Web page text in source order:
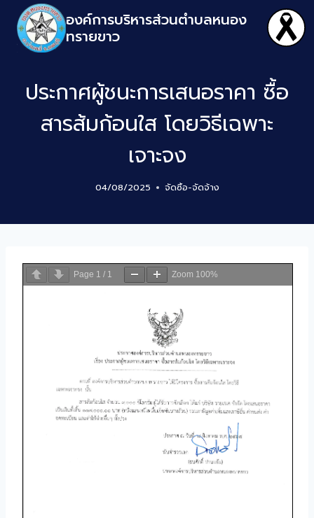
องค์การบริหารส่วนตำบลหนอง
ทรายขาว
ประกาศผู้ชนะการเสนอราคา ซื้อ
สารส้มก้อนใส โดยวิธีเฉพาะ
เจาะจง
04/08/2025 จัดซิ้อ-จัดจ้าง
Page 1 / 1 Zoom 100%